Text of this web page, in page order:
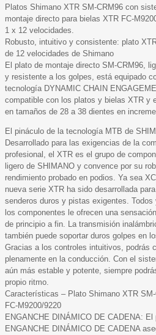
Platos Shimano XTR SM-CRM96 con
montaje directo para bielas XTR FC-
1 x 12 velocidades.
Robusto, intuitivo y consistente: plato
de 12 velocidades de Shimano
El plato de montaje directo SM-CRM96,
y resistente a los golpes, está equipado
tecnología DYNAMIC CHAIN
compatible con los platos y bielas XTR y
en tamaños de 28 a 38 dientes en
El pináculo de la tecnología MTB de
Desarrollado para las exigencias de la
profesional, el XTR es el grupo de
ligero de SHIMANO y convence por su
rendimiento probado en podios. Ya sea
nueva serie XTR ha sido desarrollada
senderos duros y pistas exigentes. Todos
los componentes le ofrecen una
de principio a fin. La transmisión
también puede soportar duros golpes en
Gracias a los controles intuitivos, podrás
plenamente en la conducción. Con el
aún más estable y potente, siempre
propio ritmo.
Características – Plato Shimano XTR
FC-M9200/9220
ENGANCHE DINÁMICO DE CADENA: El
ENGANCHE DINÁMICO DE CADENA